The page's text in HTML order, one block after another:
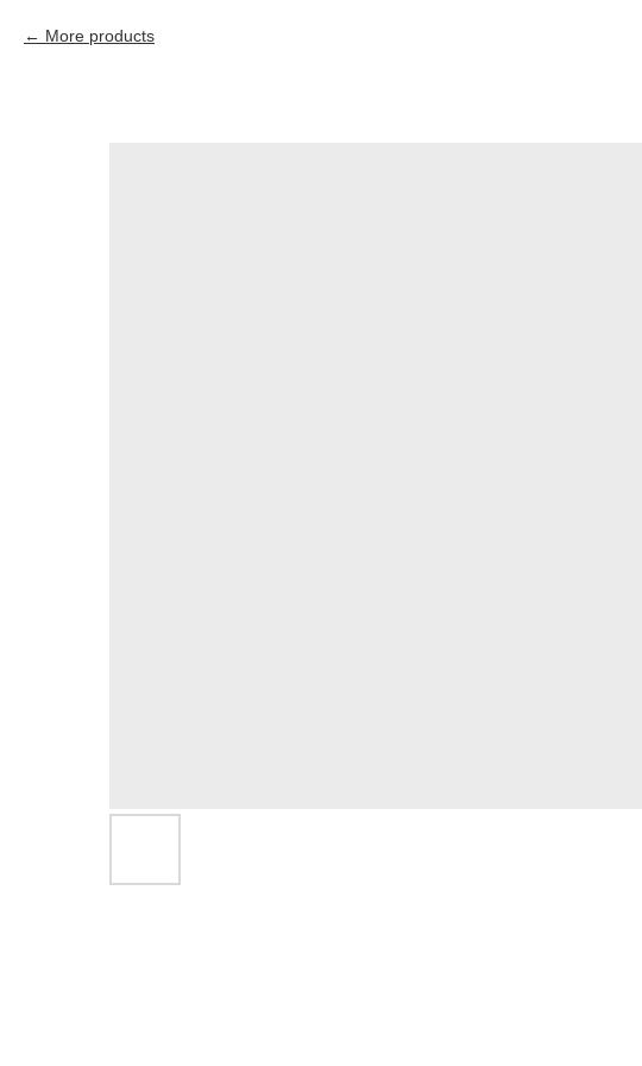
More products